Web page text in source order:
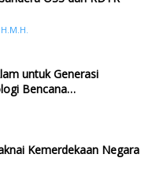
untuk Generasi
Bencana
Pasca Tragedi
Kemerdekaan Negara